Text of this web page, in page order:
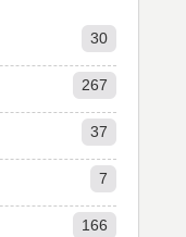
30
267
37
7
166